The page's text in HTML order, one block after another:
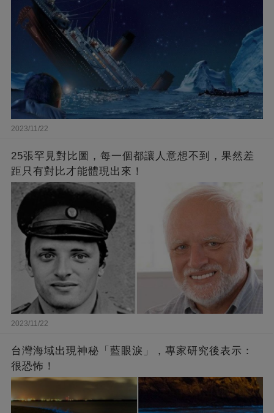
2023/11/22
25張罕見對比圖，每一個都讓人意想不到，果然差
距只有對比才能體現出來！
2023/11/22
台灣海域出現神秘「藍眼淚」，專家研究後表示：
很恐怖！